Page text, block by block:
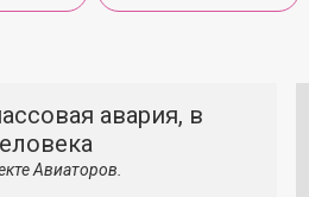
авария, в
Авиаторов.